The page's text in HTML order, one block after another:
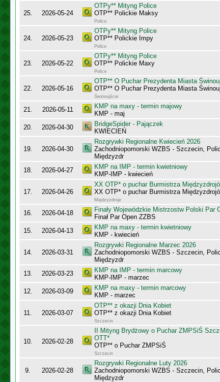
25. 2026-05-24
OTPy** Mityng Police
OTP** Polickie Maksy
Police
24. 2026-05-23
OTPy** Mityng Police
OTP** Polickie Impy
Police
23. 2026-05-22
OTPy** Mityng Police
OTP** Polickie Maxy
Police
22. 2026-05-16
OTP** O Puchar Prezydenta Miasta
OTP** O Puchar Prezydenta Miasta
Świnoujście
21. 2026-05-11
KMP na maxy - termin majowy
KMP - maj
20.
2026-04-30
BridgeSpider - Pajączek
KWIECIEŃ
19. 2026-04-30
Rozgrywki Regionalne Kwiecień 2026
Zachodniopomorski WZBS - Szczecin,
Międzyzdr
18.
2026-04-27
KMP na IMP - termin kwietniowy
KMP-IMP - kwiecień
17. 2026-04-26
XX OTP* o puchar Burmistrza
XX OTP* o puchar Burmistrza
Międzyzdroje
16. 2026-04-18
Finały Wojewódzkie Mistrzostw Polski Par
Finał Par Open ZZBS
15.
2026-04-13
KMP na maxy - termin kwietniowy
KMP - kwiecień
14. 2026-03-31
Rozgrywki Regionalne Marzec 2026
Zachodniopomorski WZBS - Szczecin,
Międzyzdr
13.
2026-03-23
KMP na IMP - termin marcowy
KMP-IMP - marzec
12.
2026-03-09
KMP na maxy - termin marcowy
KMP - marzec
11. 2026-03-07
OTP** z okazji Dnia Kobiet
OTP** z okazji Dnia Kobiet
Szczecin
10. 2026-02-28
II Mityng Brydżowy o Puchar ZMPSiŚ
OTT*
OTP** o Puchar ZMPSiŚ
Szczecin
9. 2026-02-28
Rozgrywki Regionalne Luty 2026
Zachodniopomorski WZBS - Szczecin,
Międzyzdr